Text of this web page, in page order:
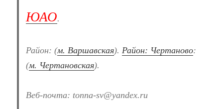
ЮАО.
Район: (м. Варшавская). Район: Чертаново:
(м. Чертановская).
Веб-почта: tonna-sv@yandex.ru